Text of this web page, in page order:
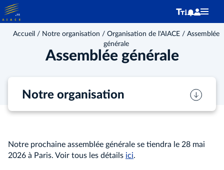
Accueil / Notre organisation / Organisation de l'AIACE/ Assemblée
générale
Assemblée générale
Notre organisation
Notre prochaine assemblée générale se tiendra le 28 mai
2026 à Paris. Voir tous les détails ici.